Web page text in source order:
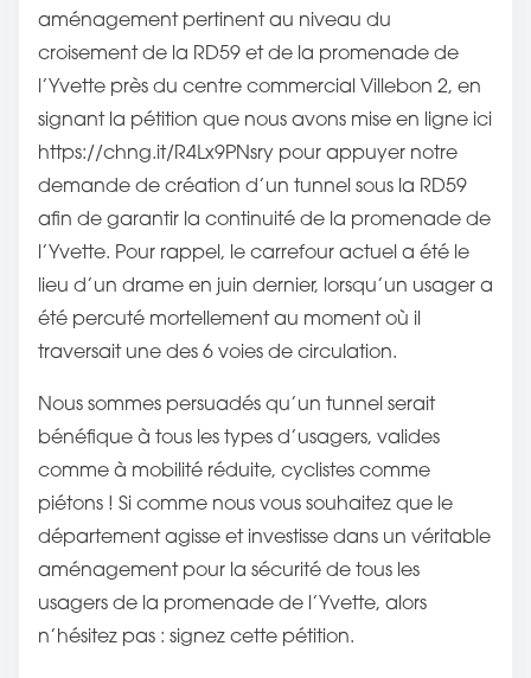
g
e
z
c
e
t
t
e
p
u
b
l
i
aménagement pertinent au niveau du
croisement de la RD59 et de la promenade de
l’Yvette près du centre commercial Villebon 2, en
signant la pétition que nous avons mise en ligne ici
https://chng.it/R4Lx9PNsry pour appuyer notre
demande de création d’un tunnel sous la RD59
afin de garantir la continuité de la promenade de
l’Yvette. Pour rappel, le carrefour actuel a été le
lieu d’un drame en juin dernier, lorsqu’un usager a
été percuté mortellement au moment où il
traversait une des 6 voies de circulation.
Nous sommes persuadés qu’un tunnel serait
bénéfique à tous les types d’usagers, valides
comme à mobilité réduite, cyclistes comme
piétons ! Si comme nous vous souhaitez que le
département agisse et investisse dans un véritable
aménagement pour la sécurité de tous les
usagers de la promenade de l’Yvette, alors
n’hésitez pas : signez cette pétition.